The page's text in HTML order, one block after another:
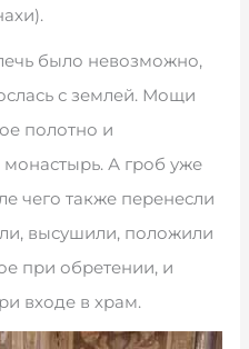
было невозможно,
с землей. Мощи
полотно и
А гроб уже
чего также перенесли
высушили, положили
при обретении, и
входе в храм.